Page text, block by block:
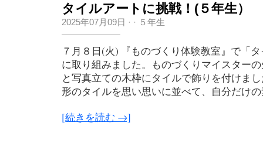
タイルアートに挑戦！(５年生）
2025年07月09日 · · ５年生
７月８日(火) 『ものづくり体験教室』で「
に取り組みました。ものづくりマイスター
と写真立ての木枠にタイルで飾りを付けま
形のタイルを思い思いに並べて、自分だけ
[続きを読む →]